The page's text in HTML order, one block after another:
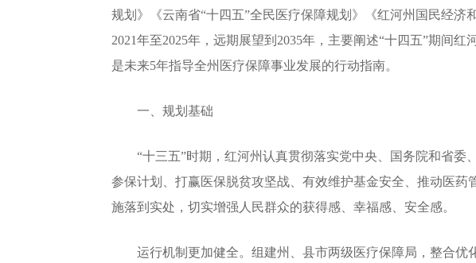
规划》《云南省“十四五”全民医疗保障规划》《红河州国民经
2021年至2025年，远期展望到2035年，主要阐述“十四五”期间
是未来5年指导全州医疗保障事业发展的行动指南。
一、规划基础
“十三五”时期，红河州认真贯彻落实党中央、国务院和省委
参保计划、打赢医保脱贫攻坚战、有效维护基金安全、推动医
施落到实处，切实增强人民群众的获得感、幸福感、安全感。
运行机制更加健全。组建州、县市两级医疗保障局，整合优